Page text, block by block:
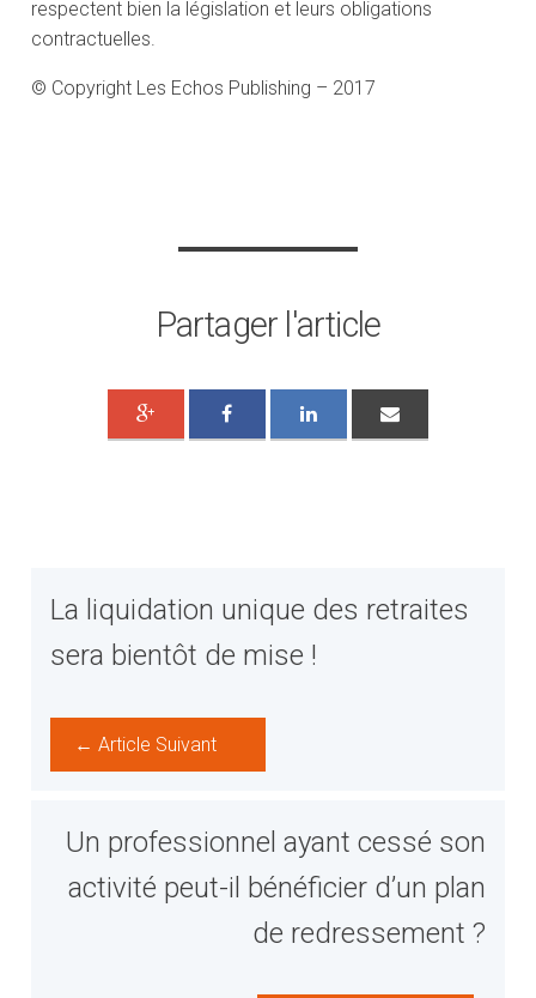
respectent bien la législation et leurs obligations
contractuelles.
© Copyright Les Echos Publishing – 2017
Partager l'article
La liquidation unique des retraites
sera bientôt de mise !
← Article Suivant
Un professionnel ayant cessé son
activité peut-il bénéficier d’un plan
de redressement ?